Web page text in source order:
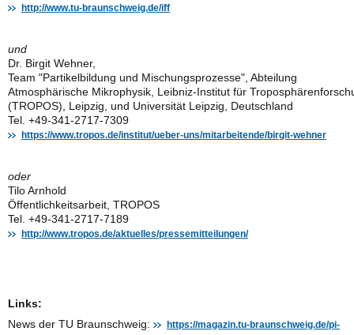
http://www.tu-braunschweig.de/iff
und
Dr. Birgit Wehner,
Team "Partikelbildung und Mischungsprozesse", Abteilung
Atmosphärische Mikrophysik, Leibniz-Institut für
(TROPOS), Leipzig, und Universität Leipzig, Deutschland
Tel. +49-341-2717-7309
https://www.tropos.de/institut/ueber-uns/mitarbeitende/birgit-wehner
oder
Tilo Arnhold
Öffentlichkeitsarbeit, TROPOS
Tel. +49-341-2717-7189
http://www.tropos.de/aktuelles/pressemitteilungen/
Links:
News der TU Braunschweig:
https://magazin.tu-braunschweig.de/pi-